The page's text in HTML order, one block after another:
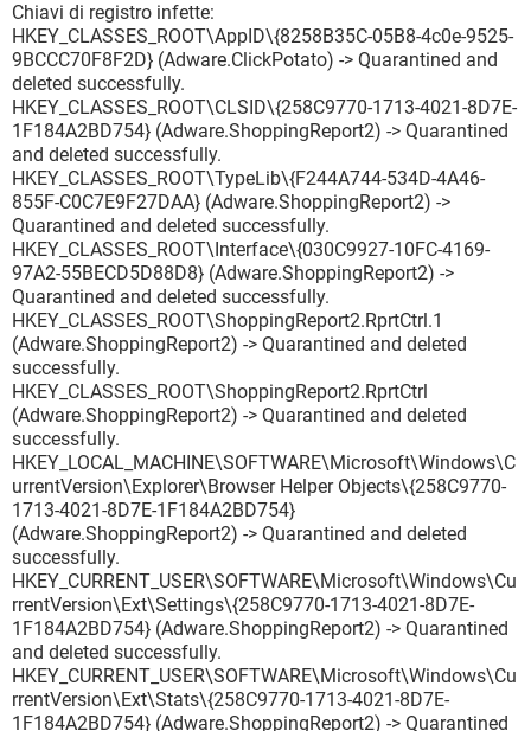
Chiavi di registro infette:
HKEY_CLASSES_ROOT\AppID\{8258B35C-05B8-4c0e-9525-
9BCCC70F8F2D} (Adware.ClickPotato) -> Quarantined and
deleted successfully.
HKEY_CLASSES_ROOT\CLSID\{258C9770-1713-4021-8D7E-
1F184A2BD754} (Adware.ShoppingReport2) -> Quarantined
and deleted successfully.
HKEY_CLASSES_ROOT\TypeLib\{F244A744-534D-4A46-
855F-C0C7E9F27DAA} (Adware.ShoppingReport2) ->
Quarantined and deleted successfully.
HKEY_CLASSES_ROOT\Interface\{030C9927-10FC-4169-
97A2-55BECD5D88D8} (Adware.ShoppingReport2) ->
Quarantined and deleted successfully.
HKEY_CLASSES_ROOT\ShoppingReport2.RprtCtrl.1
(Adware.ShoppingReport2) -> Quarantined and deleted
successfully.
HKEY_CLASSES_ROOT\ShoppingReport2.RprtCtrl
(Adware.ShoppingReport2) -> Quarantined and deleted
successfully.
HKEY_LOCAL_MACHINE\SOFTWARE\Microsoft\Windows\C
urrentVersion\Explorer\Browser Helper Objects\{258C9770-
1713-4021-8D7E-1F184A2BD754}
(Adware.ShoppingReport2) -> Quarantined and deleted
successfully.
HKEY_CURRENT_USER\SOFTWARE\Microsoft\Windows\Cu
rrentVersion\Ext\Settings\{258C9770-1713-4021-8D7E-
1F184A2BD754} (Adware.ShoppingReport2) -> Quarantined
and deleted successfully.
HKEY_CURRENT_USER\SOFTWARE\Microsoft\Windows\Cu
rrentVersion\Ext\Stats\{258C9770-1713-4021-8D7E-
1F184A2BD754} (Adware.ShoppingReport2) -> Quarantined